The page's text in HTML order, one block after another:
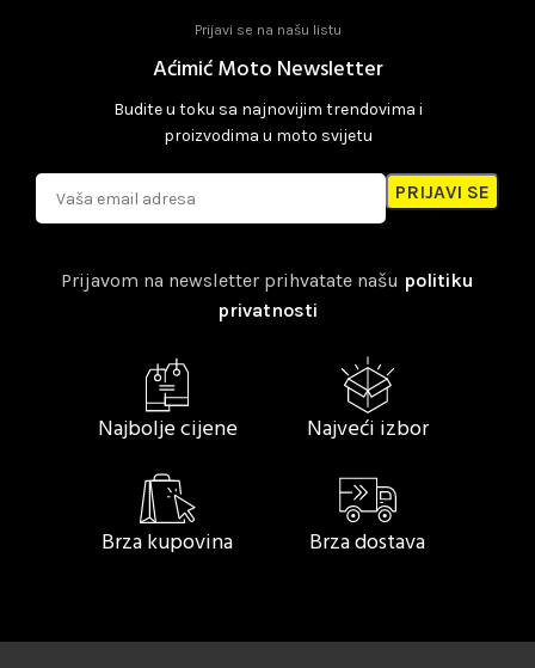
Prijavi se na našu listu
Aćimić Moto Newsletter
Budite u toku sa najnovijim trendovima i
proizvodima u moto svijetu
Prijavom na newsletter prihvatate našu politiku
privatnosti
Najbolje cijene Najveći izbor
Brza kupovina Brza dostava